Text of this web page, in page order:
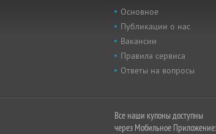
Основное
Публикации о нас
Вакансии
Правила сервиса
Ответы на вопросы
Все наши купоны доступны
через Мобильное Приложение: